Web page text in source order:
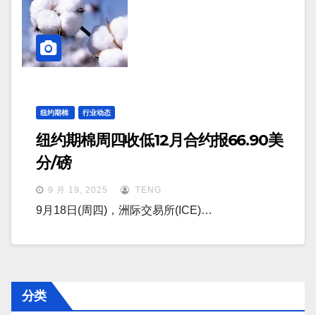
纽约期棉 行业动态
纽约期棉周四收低12月合约报66.90美
分/磅
9 月 19, 2025 TENG
9月18日(周四)，洲际交易所(ICE)…
分类